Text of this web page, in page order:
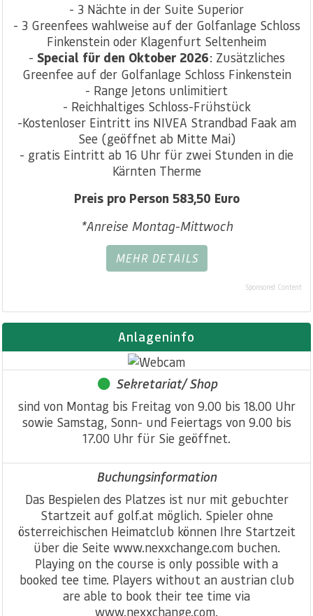
- 3 Nächte in der Suite Superior
- 3 Greenfees wahlweise auf der Golfanlage Schloss
Finkenstein oder Klagenfurt Seltenheim
- Special für den Oktober 2026: Zusätzliches
Greenfee auf der Golfanlage Schloss Finkenstein
- Range Jetons unlimitiert
- Reichhaltiges Schloss-Frühstück
-Kostenloser Eintritt ins NIVEA Strandbad Faak am
See (geöffnet ab Mitte Mai)
- gratis Eintritt ab 16 Uhr für zwei Stunden in die
Kärnten Therme
Preis pro Person 583,50 Euro
*Anreise Montag-Mittwoch
MEHR DETAILS
Sponsored Content
Anlageninfo
Sekretariat/ Shop
sind von Montag bis Freitag von 9.00 bis 18.00 Uhr
sowie Samstag, Sonn- und Feiertags von 9.00 bis
17.00 Uhr für Sie geöffnet.
Buchungsinformation
Das Bespielen des Platzes ist nur mit gebuchter
Startzeit auf golf.at möglich. Spieler ohne
österreichischen Heimatclub können Ihre Startzeit
über die Seite www.nexxchange.com buchen.
Playing on the course is only possible with a
booked tee time. Players without an austrian club
are able to book their tee time via
www.nexxchange.com.